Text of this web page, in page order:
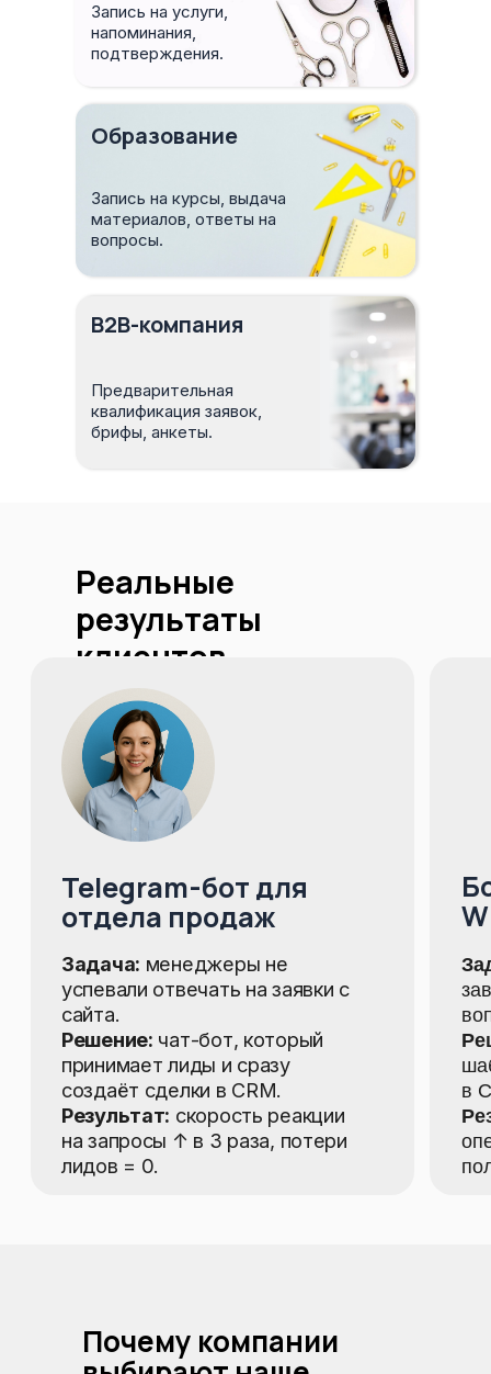
Запись на услуги,
напоминания,
подтверждения.
Образование
Запись на курсы, выдача
материалов, ответы на
вопросы.
B2B-компания
Предварительная
квалификация заявок,
брифы, анкеты.
Реальные
результаты
клиентов
Почему компании
Москва, Варшавское шоссе, 28А
Business-i24 Профессиональное внедрение CRM
Согласие на обработку персональных данных
напишите нам в МАКС